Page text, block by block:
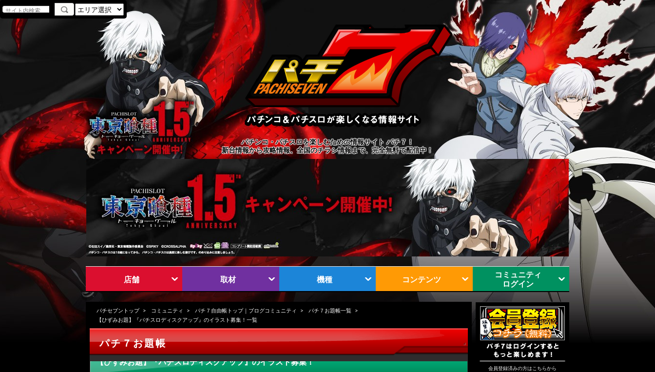
パチンコ・パチスロを楽しむための情報サイト パチ７！
新台情報から攻略情報、全国のチラシ情報まで、完全無料で配信中！
店舗 取材 機種 コンテンツ
コミュニティ
ログイン
パチセブントップ コミュニティ パチ７自由帳トップ｜ブログコミュニティ
パチ７お題帳一覧
【ひずみお題】『パチスロディスクアップ』のイラスト募集！一覧
パチ７お題帳
【ひずみお題】『パチスロディスクアップ』のイラスト募集！
会員登録済みの方はこちらから